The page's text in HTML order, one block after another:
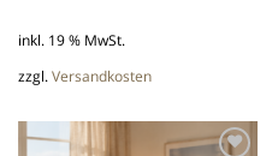
inkl. 19 % MwSt.
zzgl.Versandkosten